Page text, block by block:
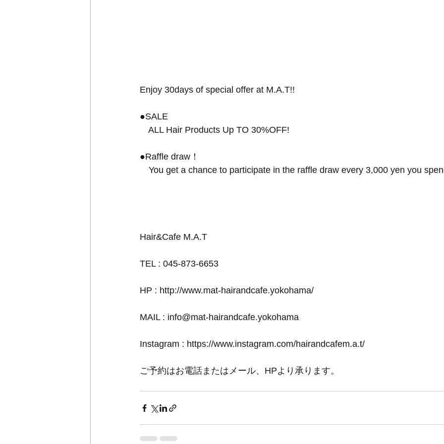
Enjoy 30days of special offer at M.A.T!!
●SALE
ALL Hair Products Up TO 30%OFF!
●Raffle draw！
You get a chance to participate in the raffle draw every 3,000 yen you
Hair&Cafe M.A.T
TEL : 045-873-6653
HP : http://www.mat-hairandcafe.yokohama/
MAIL : info@mat-hairandcafe.yokohama
Instagram : https://www.instagram.com/hairandcafem.a.t/
ご予約はお電話またはメール、HPより承ります。